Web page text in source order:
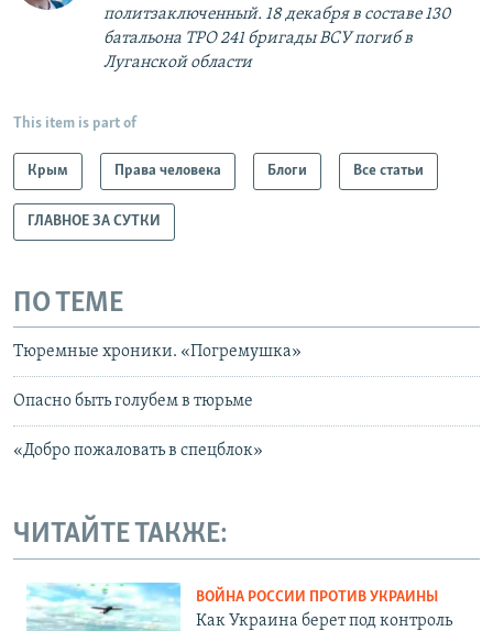
политзаключенный. 18 декабря в составе 130
батальона ТРО 241 бригады ВСУ погиб в
Луганской области​
This item is part of
Крым Права человека Блоги Все статьи
ГЛАВНОЕ ЗА СУТКИ
ПО ТЕМЕ
Тюремные хроники. «Погремушка»
Опасно быть голубем в тюрьме
«Добро пожаловать в спецблок»
ЧИТАЙТЕ ТАКЖЕ:
ВОЙНА РОССИИ ПРОТИВ УКРАИНЫ
Как Украина берет под контроль